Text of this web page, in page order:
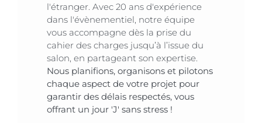
l'étranger. Avec 20 ans d'expérience
dans l'évènementiel, notre équipe
vous accompagne dès la prise du
cahier des charges jusqu’à l’issue du
salon, en partageant son expertise.
Nous planifions, organisons et pilotons
chaque aspect de votre projet pour
garantir des délais respectés, vous
offrant un jour 'J' sans stress !